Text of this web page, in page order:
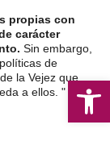
propias con
carácter
Sin embargo,
de
la Vejez que
a ellos. "
Más